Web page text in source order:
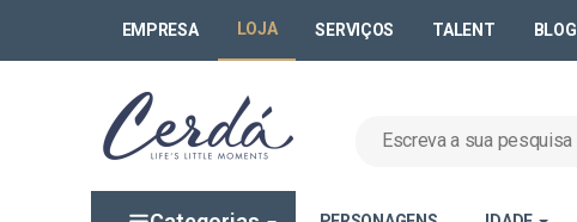
EMPRESA LOJA SERVIÇOS TALENT BLOG